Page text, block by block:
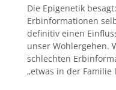
Die Epigenetik
Erbinformationen
definitiv einen
unser Wohlergehen.
schlechten
„etwas in der Familie